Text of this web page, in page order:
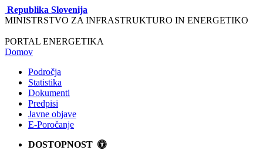
Republika Slovenija
MINISTRSTVO ZA INFRASTRUKTURO IN ENERGETIKO
PORTAL ENERGETIKA
Domov
Področja
Statistika
Dokumenti
Predpisi
Javne objave
E-Poročanje
DOSTOPNOST